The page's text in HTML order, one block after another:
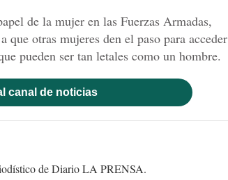
de la mujer en las Fuerzas Armadas,
que otras mujeres den el paso para acceder
pueden ser tan letales como un hombre.
canal de noticias
de Diario LA PRENSA.